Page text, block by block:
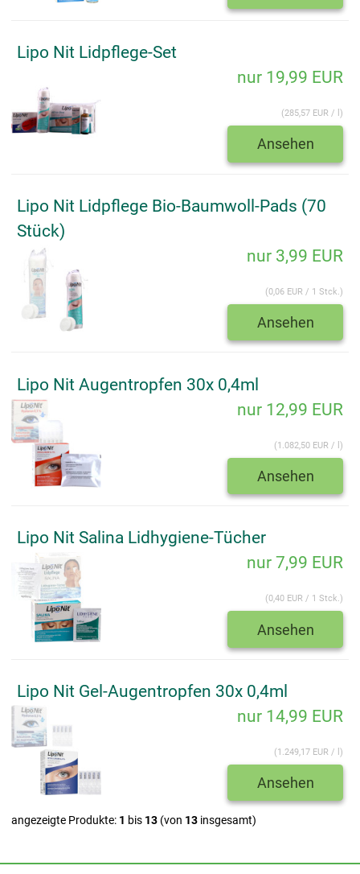
Lipo Nit Lidpflege-Set
nur 19,99 EUR
(285,57 EUR / l)
Ansehen
Lipo Nit Lidpflege Bio-Baumwoll-Pads (70
Stück)
nur 3,99 EUR
(0,06 EUR / 1 Stck.)
Ansehen
Lipo Nit Augentropfen 30x 0,4ml
nur 12,99 EUR
(1.082,50 EUR / l)
Ansehen
Lipo Nit Salina Lidhygiene-Tücher
nur 7,99 EUR
(0,40 EUR / 1 Stck.)
Ansehen
Lipo Nit Gel-Augentropfen 30x 0,4ml
nur 14,99 EUR
(1.249,17 EUR / l)
Ansehen
angezeigte Produkte: 1 bis 13 (von 13 insgesamt)